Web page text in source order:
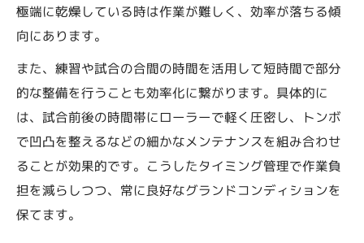
極端に乾燥している時は作業が難しく、効率が落ちる傾
向にあります。
また、練習や試合の合間の時間を活用して短時間で部分
的な整備を行うことも効率化に繋がります。具体的に
は、試合前後の時間帯にローラーで軽く圧密し、トンボ
で凹凸を整えるなどの細かなメンテナンスを組み合わせ
ることが効果的です。こうしたタイミング管理で作業負
担を減らしつつ、常に良好なグランドコンディションを
保てます。